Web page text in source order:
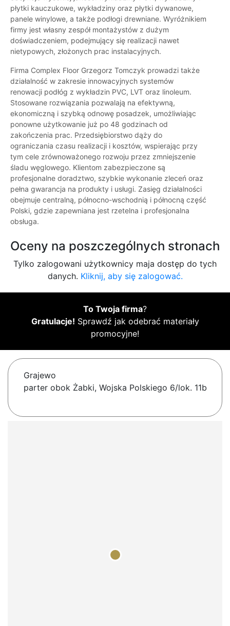
płytki kauczukowe, wykładziny oraz płytki dywanowe,
panele winylowe, a także podłogi drewniane. Wyróżnikiem
firmy jest własny zespół montażystów z dużym
doświadczeniem, podejmujący się realizacji nawet
nietypowych, złożonych prac instalacyjnych.
Firma Complex Floor Grzegorz Tomczyk prowadzi także
działalność w zakresie innowacyjnych systemów
renowacji podłóg z wykładzin PVC, LVT oraz linoleum.
Stosowane rozwiązania pozwalają na efektywną,
ekonomiczną i szybką odnowę posadzek, umożliwiając
ponowne użytkowanie już po 48 godzinach od
zakończenia prac. Przedsiębiorstwo dąży do
ograniczania czasu realizacji i kosztów, wspierając przy
tym cele zrównoważonego rozwoju przez zmniejszenie
śladu węglowego. Klientom zabezpieczone są
profesjonalne doradztwo, szybkie wykonanie zleceń oraz
pełna gwarancja na produkty i usługi. Zasięg działalności
obejmuje centralną, północno-wschodnią i północną część
Polski, gdzie zapewniana jest rzetelna i profesjonalna
obsługa.
Oceny na poszczególnych stronach
Tylko zalogowani użytkownicy maja dostęp do tych
danych. Kliknij, aby się zalogować.
To Twoja firma?
Gratulacje! Sprawdź jak odebrać materiały
promocyjne!
Grajewo
parter obok Żabki, Wojska Polskiego 6/lok. 11b